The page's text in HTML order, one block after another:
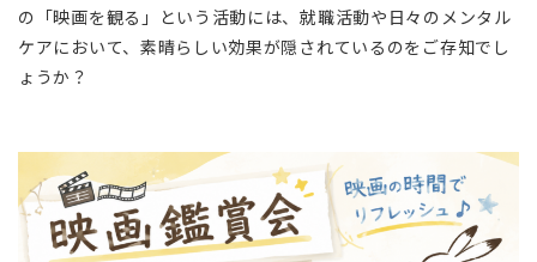
の「映画を観る」という活動には、就職活動や日々のメンタル
ケアにおいて、素晴らしい効果が隠されているのをご存知でし
ょうか？